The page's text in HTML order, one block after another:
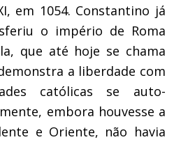
em 1054. Constantino já
o império de Roma
que até hoje se chama
a liberdade com
católicas se auto-
embora houvesse a
e Oriente, não havia